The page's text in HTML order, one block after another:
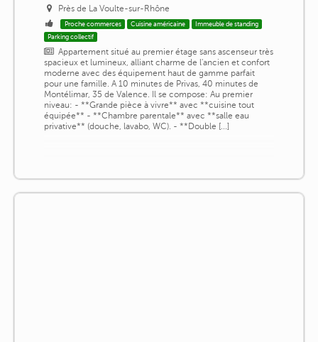
Près de La Voulte-sur-Rhône
Proche commerces Cuisine américaine
Immeuble de standing
Parking collectif
Appartement situé au premier étage sans ascenseur très
spacieux et lumineux, alliant charme de l'ancien et confort
moderne avec des équipement haut de gamme parfait
pour une famille. A 10 minutes de Privas, 40 minutes de
Montélimar, 35 de Valence. Il se compose: Au premier
niveau: - **Grande pièce à vivre** avec **cuisine tout
équipée** - **Chambre parentale** avec **salle eau
privative** (douche, lavabo, WC). - **Double [...]